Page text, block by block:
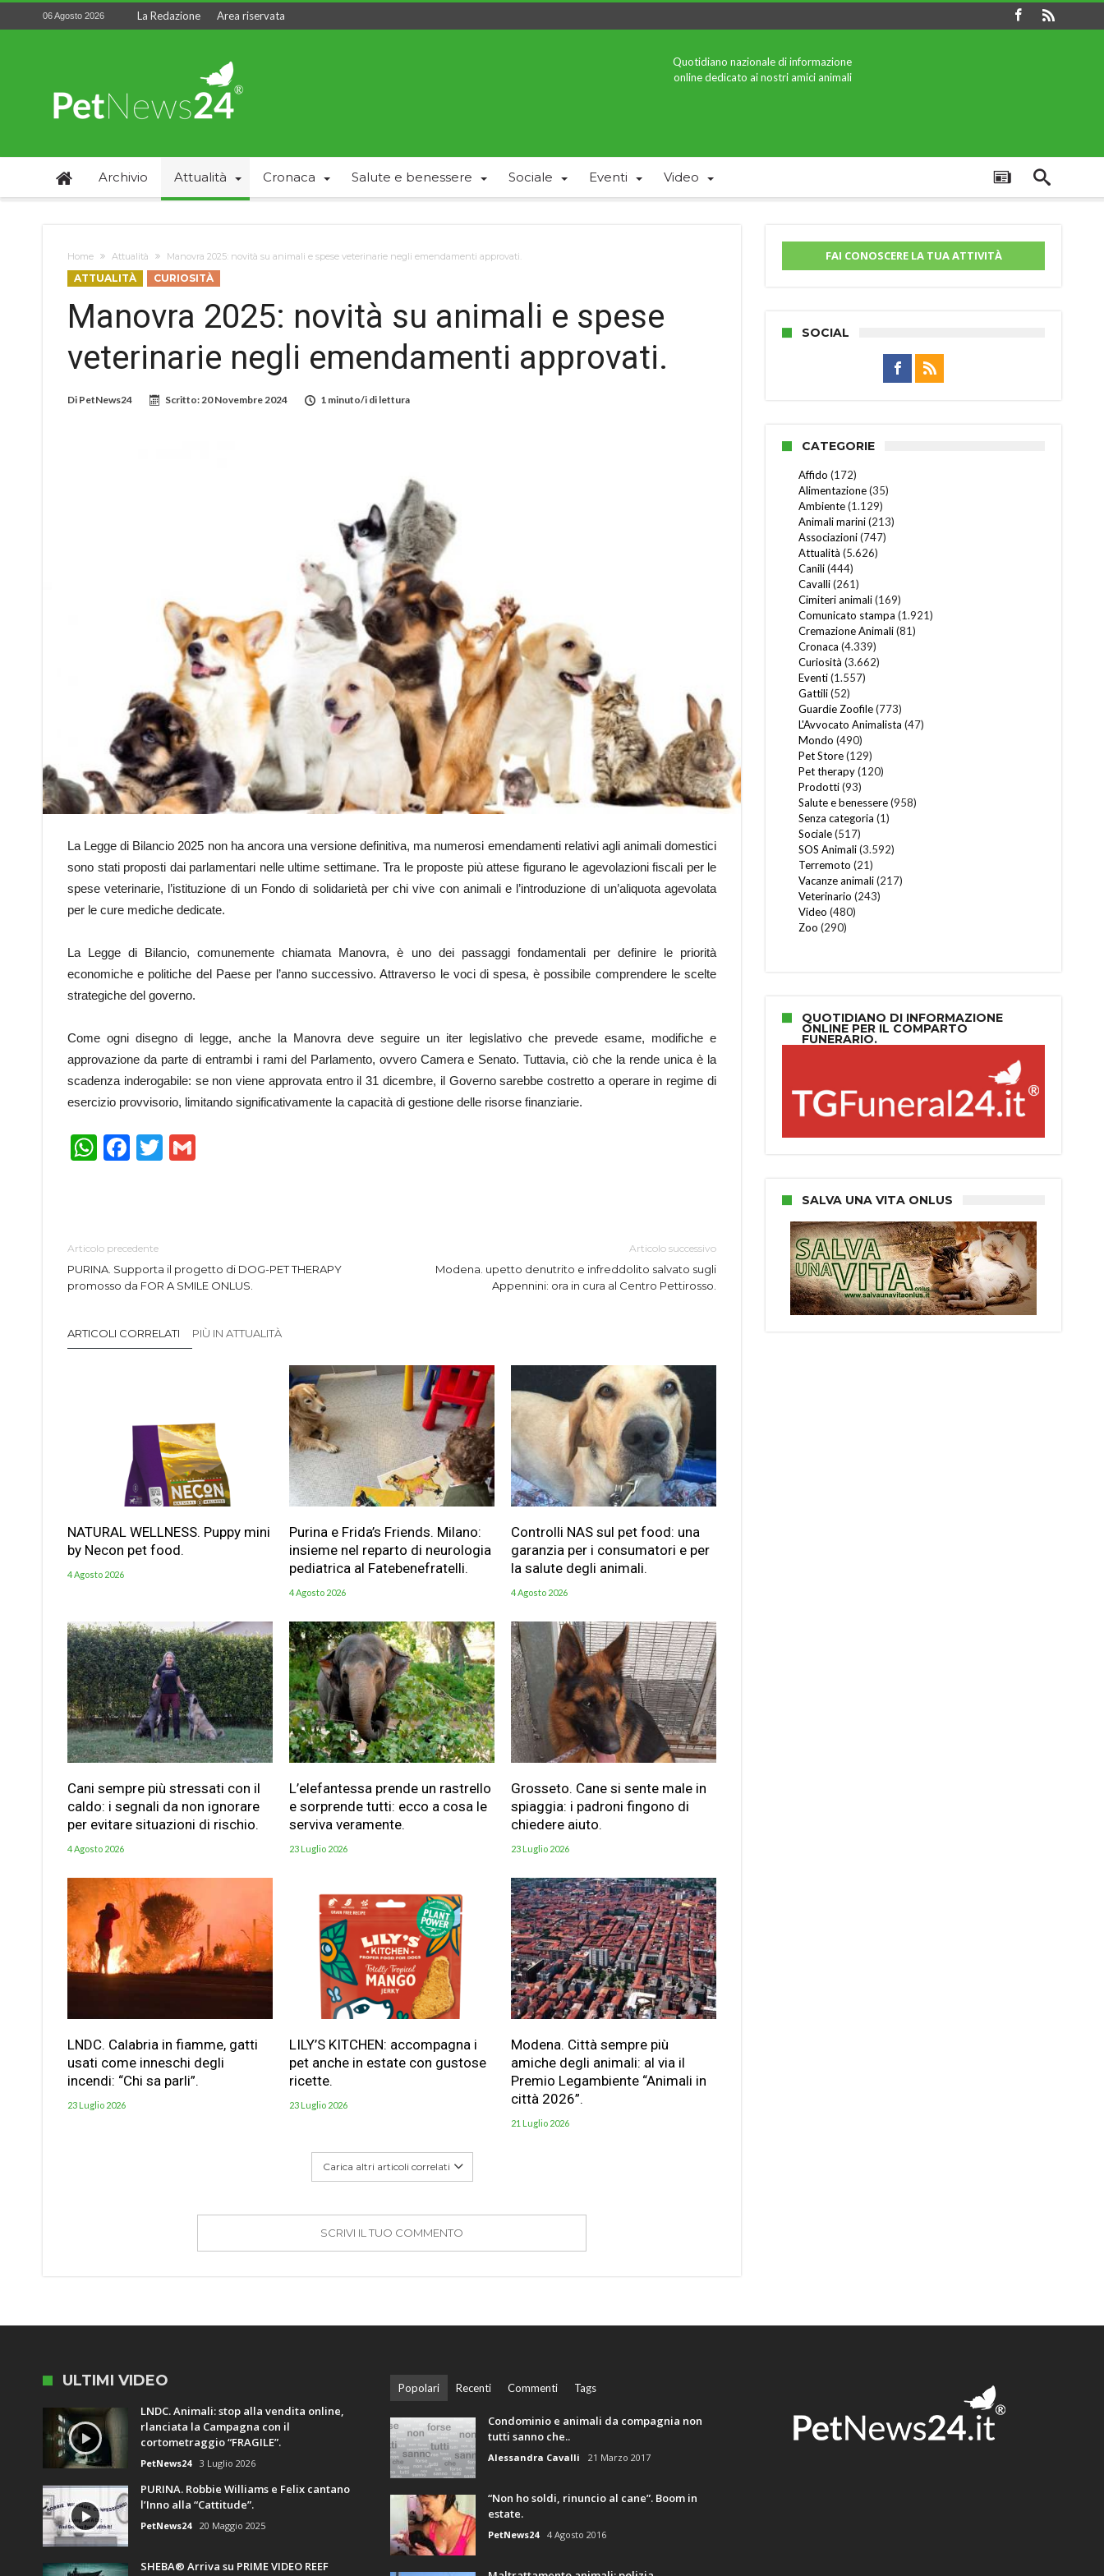
06 Agosto 2026 La Redazione Area riservata
Quotidiano nazionale di informazione
online dedicato ai nostri amici animali
Archivio Attualità Cronaca Salute e benessere Sociale Eventi Video
Home Attualità Manovra 2025: novità su animali e spese veterinarie negli emendamenti approvati.
ATTUALITÀ CURIOSITÀ
Manovra 2025: novità su animali e spese
veterinarie negli emendamenti approvati.
Di PetNews24 Scritto:20 Novembre 2024 1 minuto/i di lettura
La Legge di Bilancio 2025 non ha ancora una versione definitiva, ma numerosi emendamenti relativi agli animali domestici
sono stati proposti dai parlamentari nelle ultime settimane. Tra le proposte più attese figurano le agevolazioni fiscali per le
spese veterinarie, l’istituzione di un Fondo di solidarietà per chi vive con animali e l’introduzione di un’aliquota agevolata
per le cure mediche dedicate.
La Legge di Bilancio, comunemente chiamata Manovra, è uno dei passaggi fondamentali per definire le priorità
economiche e politiche del Paese per l’anno successivo. Attraverso le voci di spesa, è possibile comprendere le scelte
strategiche del governo.
Come ogni disegno di legge, anche la Manovra deve seguire un iter legislativo che prevede esame, modifiche e
approvazione da parte di entrambi i rami del Parlamento, ovvero Camera e Senato. Tuttavia, ciò che la rende unica è la
scadenza inderogabile: se non viene approvata entro il 31 dicembre, il Governo sarebbe costretto a operare in regime di
esercizio provvisorio, limitando significativamente la capacità di gestione delle risorse finanziarie.
WhatsApp
Facebook
Twitter
Articolo precedente
PURINA. Supporta il progetto di DOG-PET THERAPY
promosso da FOR A SMILE ONLUS.
Articolo successivo
Modena. upetto denutrito e infreddolito salvato sugli
Appennini: ora in cura al Centro Pettirosso.
ARTICOLI CORRELATI PIÙ IN ATTUALITÀ
NATURAL WELLNESS. Puppy mini
by Necon pet food.
4 Agosto 2026
Purina e Frida’s Friends. Milano:
insieme nel reparto di neurologia
pediatrica al Fatebenefratelli.
4 Agosto 2026
Controlli NAS sul pet food: una
garanzia per i consumatori e per
la salute degli animali.
4 Agosto 2026
Cani sempre più stressati con il
caldo: i segnali da non ignorare
per evitare situazioni di rischio.
4 Agosto 2026
L’elefantessa prende un rastrello
e sorprende tutti: ecco a cosa le
serviva veramente.
23 Luglio 2026
Grosseto. Cane si sente male in
spiaggia: i padroni fingono di
chiedere aiuto.
23 Luglio 2026
LNDC. Calabria in fiamme, gatti
usati come inneschi degli
incendi: “Chi sa parli”.
23 Luglio 2026
LILY’S KITCHEN: accompagna i
pet anche in estate con gustose
ricette.
23 Luglio 2026
Modena. Città sempre più
amiche degli animali: al via il
Premio Legambiente “Animali in
città 2026”.
21 Luglio 2026
Carica altri articoli correlati
SCRIVI IL TUO COMMENTO
FAI CONOSCERE LA TUA ATTIVITÀ
SOCIAL
CATEGORIE
Affido (172)
Alimentazione(35)
Ambiente(1.129)
Animali marini(213)
Associazioni(747)
Attualità (5.626)
Canili(444)
Cavalli(261)
Cimiteri animali(169)
Comunicato stampa (1.921)
Cremazione Animali(81)
Cronaca (4.339)
Curiosità (3.662)
Eventi(1.557)
Gattili(52)
Guardie Zoofile(773)
L'Avvocato Animalista (47)
Mondo (490)
Pet Store(129)
Pet therapy(120)
Prodotti(93)
Salute e benessere(958)
Senza categoria (1)
Sociale(517)
SOS Animali(3.592)
Terremoto (21)
Vacanze animali(217)
Veterinario (243)
Video (480)
Zoo (290)
QUOTIDIANO DI INFORMAZIONE
ONLINE PER IL COMPARTO
FUNERARIO.
SALVA UNA VITA ONLUS
ULTIMI VIDEO
LNDC. Animali: stop alla vendita online,
rlanciata la Campagna con il
cortometraggio “FRAGILE”.
PetNews24 3 Luglio 2026
PURINA. Robbie Williams e Felix cantano
l’Inno alla “Cattitude”.
PetNews24 20 Maggio 2025
SHEBA® Arriva su PRIME VIDEO REEF
Popolari Recenti Commenti Tags
Condominio e animali da compagnia non
tutti sanno che..
Alessandra Cavalli 21 Marzo 2017
“Non ho soldi, rinuncio al cane”. Boom in
estate.
PetNews24 4 Agosto 2016